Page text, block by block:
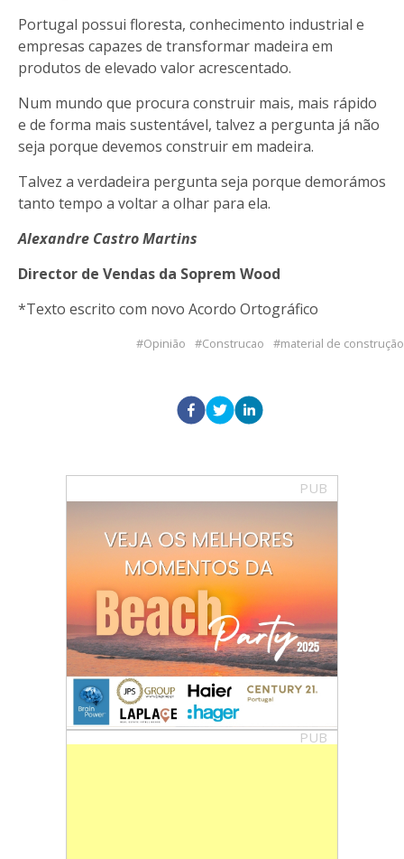
Portugal possui floresta, conhecimento industrial e
empresas capazes de transformar madeira em
produtos de elevado valor acrescentado.
Num mundo que procura construir mais, mais rápido
e de forma mais sustentável, talvez a pergunta já não
seja porque devemos construir em madeira.
Talvez a verdadeira pergunta seja porque demorámos
tanto tempo a voltar a olhar para ela.
Alexandre Castro Martins
Director de Vendas da Soprem Wood
*Texto escrito com novo Acordo Ortográfico
Opinião Construcao material de construção
PUB
PUB